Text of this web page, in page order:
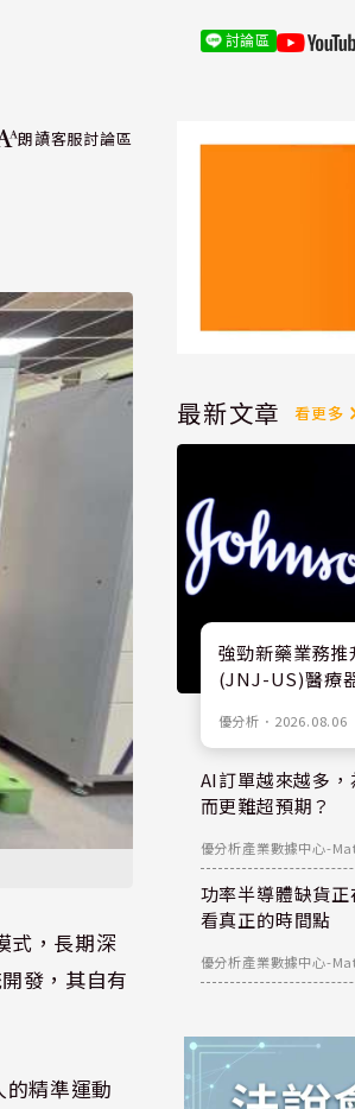
討論區
朗讀客服討論區
式，長期深
發，其自有
精準運動
最新文章 看更多
強勁新藥業務
(JNJ-US)醫療
優分析 ． 2026.08.06
AI訂單越來越多
而更難超預期？
優分析產業數據中心-
功率半導體缺貨
看真正的時間點
優分析產業數據中心-